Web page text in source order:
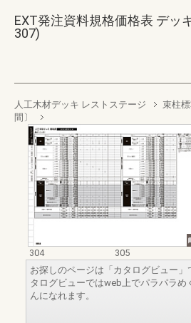
EXT発注資料規格価格表 デッ
307)
人工木材デッキ レストステージ 束柱
間〕
304
305
お探しのページは「カタログビュー
タログビューではweb上でパラパラめ
んになれます。